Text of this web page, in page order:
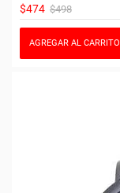
$474 $498
AGREGAR AL CARRITO